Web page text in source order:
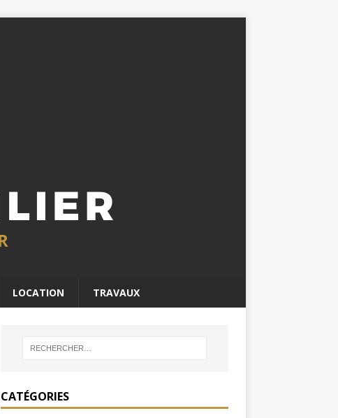
LOCATION TRAVAUX
CATÉGORIES